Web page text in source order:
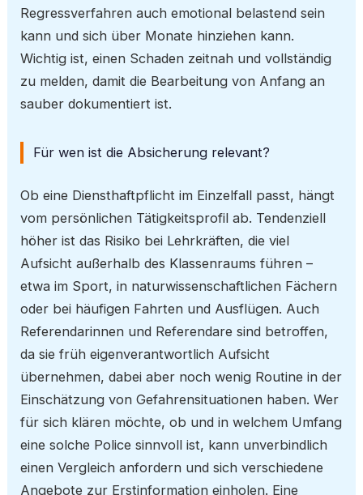
Regressverfahren auch emotional belastend sein
kann und sich über Monate hinziehen kann.
Wichtig ist, einen Schaden zeitnah und vollständig
zu melden, damit die Bearbeitung von Anfang an
sauber dokumentiert ist.
Für wen ist die Absicherung relevant?
Ob eine Diensthaftpflicht im Einzelfall passt, hängt
vom persönlichen Tätigkeitsprofil ab. Tendenziell
höher ist das Risiko bei Lehrkräften, die viel
Aufsicht außerhalb des Klassenraums führen –
etwa im Sport, in naturwissenschaftlichen Fächern
oder bei häufigen Fahrten und Ausflügen. Auch
Referendarinnen und Referendare sind betroffen,
da sie früh eigenverantwortlich Aufsicht
übernehmen, dabei aber noch wenig Routine in der
Einschätzung von Gefahrensituationen haben. Wer
für sich klären möchte, ob und in welchem Umfang
eine solche Police sinnvoll ist, kann unverbindlich
einen Vergleich anfordern und sich verschiedene
Angebote zur Erstinformation einholen. Eine